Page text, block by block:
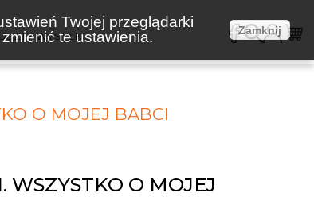
Twojej przeglądarki
te ustawienia.
Zamknij
WYSYŁKI
O MOJEJ BABCI
WSZYSTKO O MOJEJ